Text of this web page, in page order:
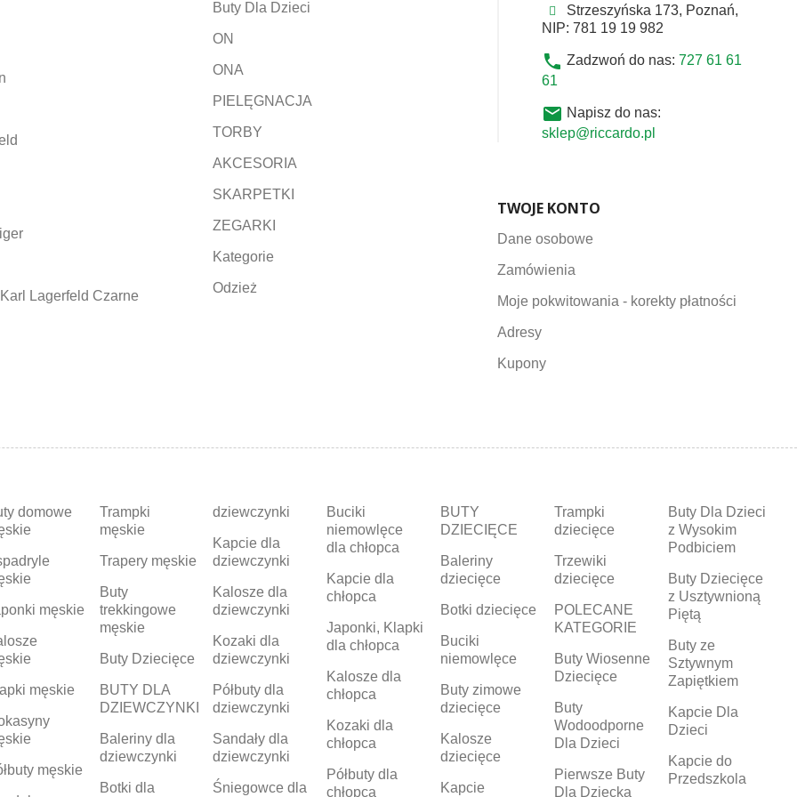
Lagerfeld Czarne
Buty Dla Dzieci
ON
ONA
PIELĘGNACJA
TORBY
AKCESORIA
SKARPETKI
ZEGARKI
Kategorie
Odzież
Strzeszyńska 173, Poznań,
NIP: 781 19 19 982
phone Zadzwoń do nas: 727 61 61
61
email Napisz do nas:
sklep@riccardo.pl
TWOJE KONTO
Dane osobowe
Zamówienia
Moje pokwitowania - korekty płatności
Adresy
Kupony
domowe
męskie
męskie
męskie
Trampki
męskie
Trapery męskie
Buty
trekkingowe
męskie
Buty Dziecięce
BUTY DLA
DZIEWCZYNKI
Baleriny dla
dziewczynki
Botki dla
dziewczynki
Kapcie dla
dziewczynki
Kalosze dla
dziewczynki
Kozaki dla
dziewczynki
Półbuty dla
dziewczynki
Sandały dla
dziewczynki
Śniegowce dla
Buciki
niemowlęce
dla chłopca
Kapcie dla
chłopca
Japonki, Klapki
dla chłopca
Kalosze dla
chłopca
Kozaki dla
chłopca
Półbuty dla
chłopca
BUTY
DZIECIĘCE
Baleriny
dziecięce
Botki dziecięce
Buciki
niemowlęce
Buty zimowe
dziecięce
Kalosze
dziecięce
Kapcie
Trampki
dziecięce
Trzewiki
dziecięce
POLECANE
KATEGORIE
Buty Wiosenne
Dziecięce
Buty
Wodoodporne
Dla Dzieci
Pierwsze Buty
Dla Dziecka
Buty Dla Dzieci
z Wysokim
Podbiciem
Buty Dziecięce
z Usztywnioną
Piętą
Buty ze
Sztywnym
Zapiętkiem
Kapcie Dla
Dzieci
Kapcie do
Przedszkola